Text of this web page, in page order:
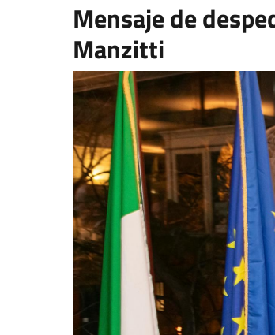
Mensaje de
Manzitti